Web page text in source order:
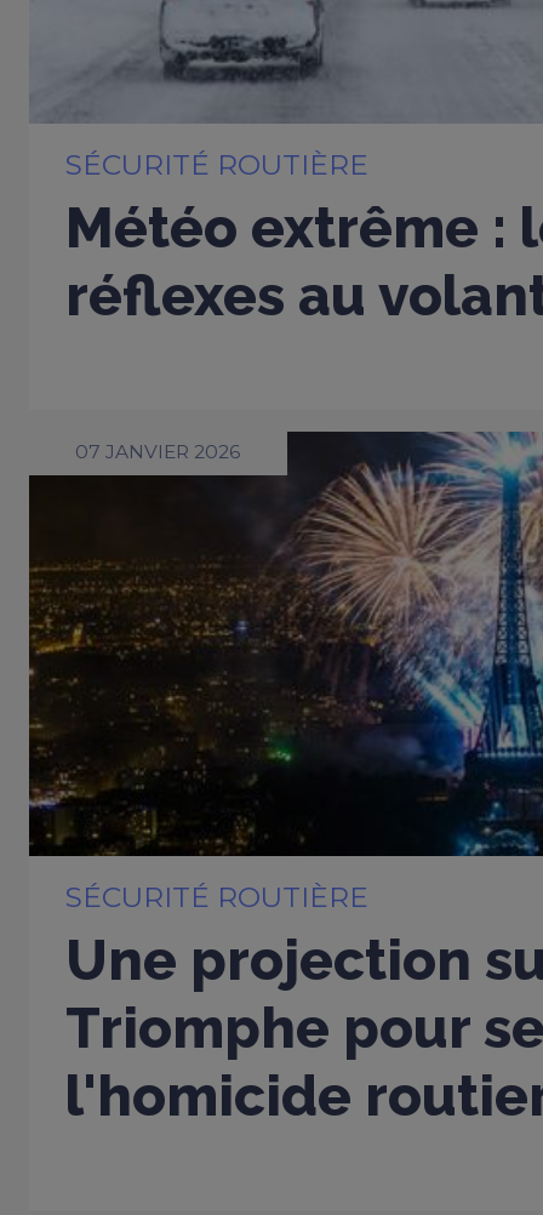
SÉCURITÉ ROUTIÈRE
Météo extrême :
réflexes au
07 JANVIER 2026
SÉCURITÉ ROUTIÈRE
Une projection
Triomphe pour
l'homicide